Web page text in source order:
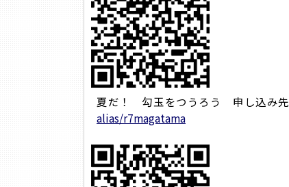
夏だ！ 勾玉をつうろう 申し込み先
alias/r7magatama